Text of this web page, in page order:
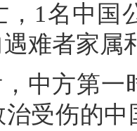
，1名中国
难者家属
中方第一
受伤的